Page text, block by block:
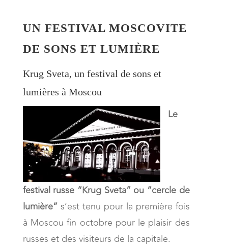
UN FESTIVAL MOSCOVITE
DE SONS ET LUMIÈRE
Krug Sveta, un festival de sons et
lumières à Moscou
Le
festival russe “Krug Sveta” ou “cercle de
lumière” s’est tenu pour la première fois
à Moscou fin octobre pour le plaisir des
russes et des visiteurs de la capitale.